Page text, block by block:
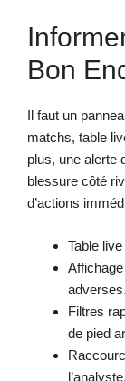
Bon
Il faut un
matchs, table
plus, une alerte
blessure côté
d’actions
Table
adverses.
Filtres
de pied
l’analyste.